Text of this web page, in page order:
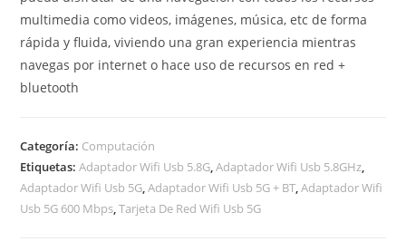
multimedia como videos, imágenes, música, etc de forma
rápida y fluida, viviendo una gran experiencia mientras
navegas por internet o hace uso de recursos en red +
bluetooth
Categoría: Computación
Etiquetas:Adaptador Wifi Usb 5.8G,Adaptador Wifi Usb 5.8GHz,
Adaptador Wifi Usb 5G,Adaptador Wifi Usb 5G + BT,Adaptador Wifi
Usb 5G 600 Mbps,Tarjeta De Red Wifi Usb 5G